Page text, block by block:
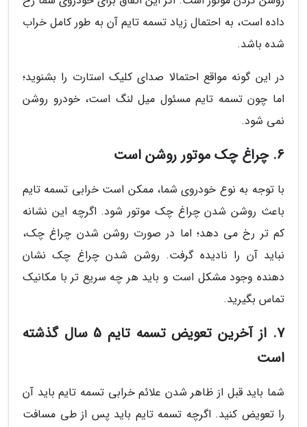
داده است، به احتمال زیاد تسمه تایم آن به طور کامل خراب
شده باشد.
در این گونه مواقع احتمالا صدای کلیک استارت را بشنوید؛
اما چون تسمه تایم مسئول میل لنگ است، خودرو روشن
نمی شود.
6. چراغ چک موتور روشن است
با توجه به نوع خودروی شما، ممکن است خرابی تسمه تایم
باعث روشن شدن چراغ چک موتور شود. اگرچه این نشانه
کم تر رخ می دهد؛ اما در صورت روشن شدن چراغ چک،
نباید آن را نادیده گرفت. روشن شدن چراغ چک نشان
دهنده وجود مشکل است و باید هر چه سریع تر با مکانیک
تماس بگیرید.
7. از آخرین تعویض تسمه تایم 5 سال گذشته
است
شما باید قبل از ظاهر شدن علائم خرابی تسمه تایم باید آن
را تعویض کنید. اگرچه تسمه تایم باید پس از طی مسافت